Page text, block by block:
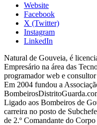
Website
Facebook
X (Twitter)
Instagram
LinkedIn
Natural de Gouveia, é
Empresário na área das
programador web e
Em 2004 fundou a
Ligado aos Bombeiros de
carreira no posto de
de 2.º Comandante do